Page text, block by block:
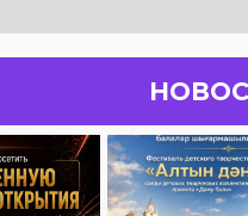
Казахстан». в
район (п. Красная